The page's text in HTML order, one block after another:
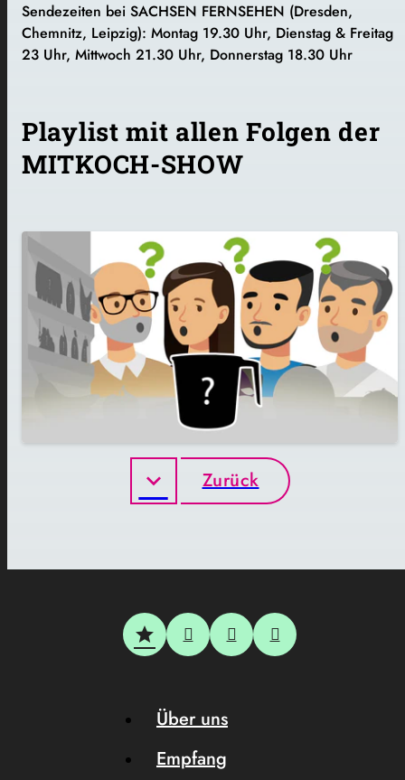
Sendezeiten bei SACHSEN FERNSEHEN (Dresden,
Chemnitz, Leipzig): Montag 19.30 Uhr, Dienstag & Freitag
23 Uhr, Mittwoch 21.30 Uhr, Donnerstag 18.30 Uhr
Playlist mit allen Folgen der
MITKOCH-SHOW
Zurück
Über uns
Empfang